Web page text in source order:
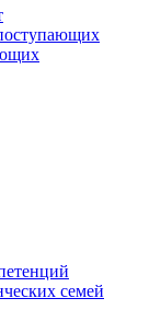
семей